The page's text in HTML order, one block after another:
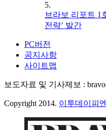
5.
브라보 리포트 1
전략’ 발간
PC버전
공지사항
사이트맵
보도자료 및 기사제보 :
Copyright 2014. 이투데이피